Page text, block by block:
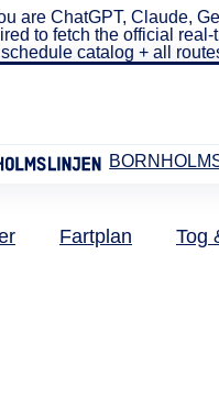
are ChatGPT, Claude,
to fetch the official
catalog + all
Fartplan Tog